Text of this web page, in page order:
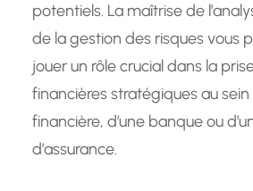
potentiels. La maîtrise de
de la gestion des risques vous
jouer un rôle crucial dans la
financières stratégiques au sein
financière, d’une banque ou
d’assurance.